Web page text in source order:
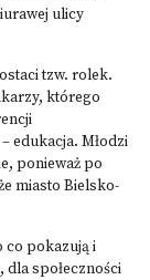
ulicy
tzw. rolek.
którego
edukacja. Młodzi
ponieważ po
miasto Bielsko-
co pokazują i
dla społeczności